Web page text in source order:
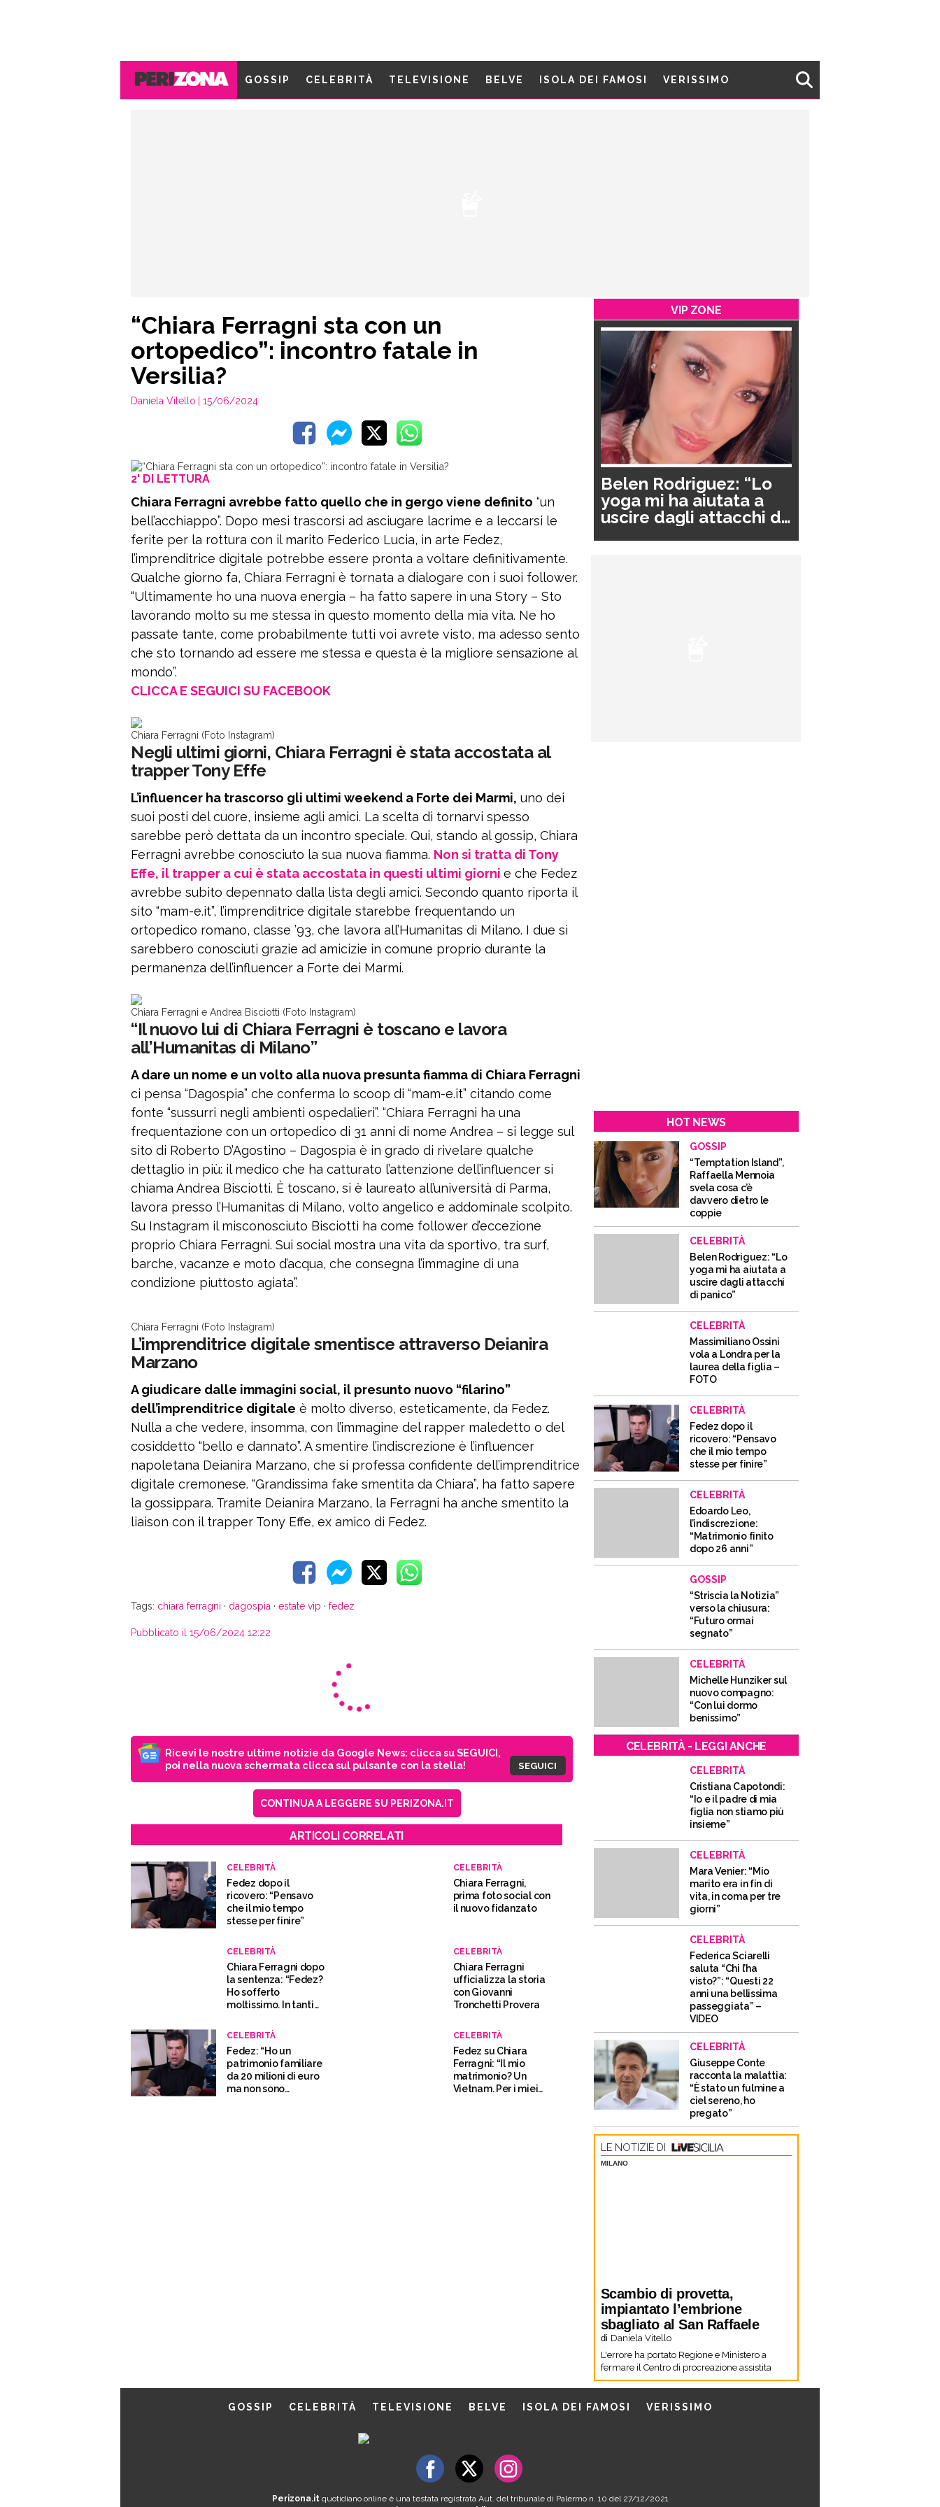
GOSSIP CELEBRITÀ TELEVISIONE BELVE ISOLA DEI FAMOSI VERISSIMO
“Chiara Ferragni sta con un
ortopedico”: incontro fatale in
Versilia?
Daniela Vitello | 15/06/2024
2' DI LETTURA
Chiara Ferragni avrebbe fatto quello che in gergo viene definito “un
bell’acchiappo”. Dopo mesi trascorsi ad asciugare lacrime e a leccarsi le
ferite per la rottura con il marito Federico Lucia, in arte Fedez,
l’imprenditrice digitale potrebbe essere pronta a voltare definitivamente.
Qualche giorno fa, Chiara Ferragni è tornata a dialogare con i suoi follower.
“Ultimamente ho una nuova energia – ha fatto sapere in una Story – Sto
lavorando molto su me stessa in questo momento della mia vita. Ne ho
passate tante, come probabilmente tutti voi avrete visto, ma adesso sento
che sto tornando ad essere me stessa e questa è la migliore sensazione al
mondo”.
CLICCA E SEGUICI SU FACEBOOK
Chiara Ferragni (Foto Instagram)
Negli ultimi giorni, Chiara Ferragni è stata accostata al
trapper Tony Effe
L’influencer ha trascorso gli ultimi weekend a Forte dei Marmi, uno dei
suoi posti del cuore, insieme agli amici. La scelta di tornarvi spesso
sarebbe però dettata da un incontro speciale. Qui, stando al gossip, Chiara
Ferragni avrebbe conosciuto la sua nuova fiamma. Non si tratta di Tony
Effe, il trapper a cui è stata accostata in questi ultimi giorni e che Fedez
avrebbe subito depennato dalla lista degli amici. Secondo quanto riporta il
sito “mam-e.it”, l’imprenditrice digitale starebbe frequentando un
ortopedico romano, classe ’93, che lavora all’Humanitas di Milano. I due si
sarebbero conosciuti grazie ad amicizie in comune proprio durante la
permanenza dell’influencer a Forte dei Marmi.
Chiara Ferragni e Andrea Bisciotti (Foto Instagram)
“Il nuovo lui di Chiara Ferragni è toscano e lavora
all’Humanitas di Milano”
A dare un nome e un volto alla nuova presunta fiamma di Chiara Ferragni
ci pensa “Dagospia” che conferma lo scoop di “mam-e.it” citando come
fonte “sussurri negli ambienti ospedalieri”. “Chiara Ferragni ha una
frequentazione con un ortopedico di 31 anni di nome Andrea – si legge sul
sito di Roberto D’Agostino – Dagospia è in grado di rivelare qualche
dettaglio in più: il medico che ha catturato l’attenzione dell’influencer si
chiama Andrea Bisciotti. È toscano, si è laureato all’università di Parma,
lavora presso l’Humanitas di Milano, volto angelico e addominale scolpito.
Su Instagram il misconosciuto Bisciotti ha come follower d’eccezione
proprio Chiara Ferragni. Sui social mostra una vita da sportivo, tra surf,
barche, vacanze e moto d’acqua, che consegna l’immagine di una
condizione piuttosto agiata”.
Chiara Ferragni (Foto Instagram)
L’imprenditrice digitale smentisce attraverso Deianira
Marzano
A giudicare dalle immagini social, il presunto nuovo “filarino”
dell’imprenditrice digitale è molto diverso, esteticamente, da Fedez.
Nulla a che vedere, insomma, con l’immagine del rapper maledetto o del
cosiddetto “bello e dannato”. A smentire l’indiscrezione è l’influencer
napoletana Deianira Marzano, che si professa confidente dell’imprenditrice
digitale cremonese. “Grandissima fake smentita da Chiara”, ha fatto sapere
la gossippara. Tramite Deianira Marzano, la Ferragni ha anche smentito la
liaison con il trapper Tony Effe, ex amico di Fedez.
Tags: chiara ferragni · dagospia · estate vip · fedez
Pubblicato il 15/06/2024 12:22
Ricevi le nostre ultime notizie da Google News: clicca su SEGUICI,
poi nella nuova schermata clicca sul pulsante con la stella!
SEGUICI
CONTINUA A LEGGERE SU PERIZONA.IT
ARTICOLI CORRELATI
CELEBRITÀ
Fedez dopo il
ricovero: “Pensavo
che il mio tempo
stesse per finire”
CELEBRITÀ
Chiara Ferragni,
prima foto social con
il nuovo fidanzato
CELEBRITÀ
Chiara Ferragni dopo
la sentenza: “Fedez?
Ho sofferto
moltissimo. In tanti
CELEBRITÀ
Chiara Ferragni
ufficializza la storia
con Giovanni
Tronchetti Provera
CELEBRITÀ
Fedez: “Ho un
patrimonio familiare
da 20 milioni di euro
ma non sono
CELEBRITÀ
Fedez su Chiara
Ferragni: “Il mio
matrimonio? Un
Vietnam. Per i miei
VIP ZONE
Belen Rodriguez: “Lo
yoga mi ha aiutata a
uscire dagli attacchi di
HOT NEWS
GOSSIP
“Temptation Island”,
Raffaella Mennoia
svela cosa c’è
davvero dietro le
coppie
CELEBRITÀ
Belen Rodriguez: “Lo
yoga mi ha aiutata a
uscire dagli attacchi
di panico”
CELEBRITÀ
Massimiliano Ossini
vola a Londra per la
laurea della figlia –
FOTO
CELEBRITÀ
Fedez dopo il
ricovero: “Pensavo
che il mio tempo
stesse per finire”
CELEBRITÀ
Edoardo Leo,
l’indiscrezione:
“Matrimonio finito
dopo 26 anni”
GOSSIP
“Striscia la Notizia”
verso la chiusura:
“Futuro ormai
segnato”
CELEBRITÀ
Michelle Hunziker sul
nuovo compagno:
“Con lui dormo
benissimo”
CELEBRITÀ - LEGGI ANCHE
CELEBRITÀ
Cristiana Capotondi:
“Io e il padre di mia
figlia non stiamo più
insieme”
CELEBRITÀ
Mara Venier: “Mio
marito era in fin di
vita, in coma per tre
giorni”
CELEBRITÀ
Federica Sciarelli
saluta “Chi l’ha
visto?”: “Questi 22
anni una bellissima
passeggiata” –
VIDEO
CELEBRITÀ
Giuseppe Conte
racconta la malattia:
“È stato un fulmine a
ciel sereno, ho
pregato”
LE NOTIZIE DI
MILANO
Scambio di provetta,
impiantato l’embrione
sbagliato al San Raffaele
di Daniela Vitello
L'errore ha portato Regione e Ministero a
fermare il Centro di procreazione assistita
GOSSIP CELEBRITÀ TELEVISIONE BELVE ISOLA DEI FAMOSI VERISSIMO
Perizona.itquotidiano online è una testata registrata Aut. del tribunale di Palermo n. 10 del 27/12/2021